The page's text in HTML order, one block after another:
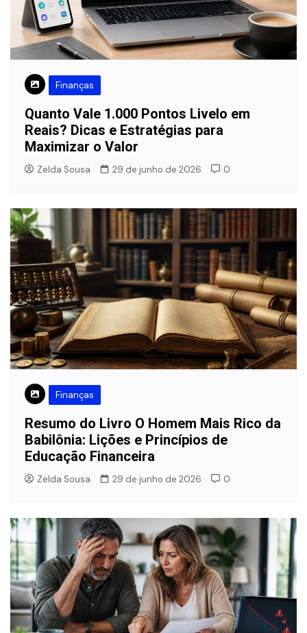
Finanças
Quanto Vale 1.000 Pontos Livelo em
Reais? Dicas e Estratégias para
Maximizar o Valor
Zelda Sousa 29 de junho de 2026 0
Finanças
Resumo do Livro O Homem Mais Rico da
Babilônia: Lições e Princípios de
Educação Financeira
Zelda Sousa 29 de junho de 2026 0